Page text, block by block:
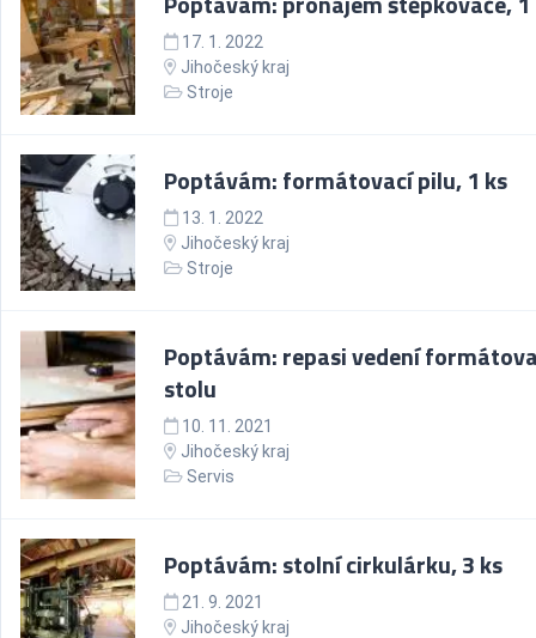
17. 1. 2022
Jihočeský kraj
Stroje
Poptávám: formátovací pilu, 1 ks
13. 1. 2022
Jihočeský kraj
Stroje
Poptávám: repasi vedení
stolu
10. 11. 2021
Jihočeský kraj
Servis
Poptávám: stolní cirkulárku, 3 ks
21. 9. 2021
Jihočeský kraj